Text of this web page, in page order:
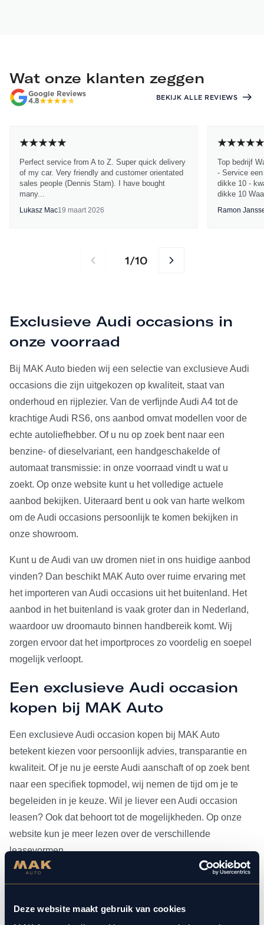
Deze website maakt gebruik van cookies
Wat onze klanten zeggen
Google Reviews
4.8
BEKIJK ALLE REVIEWS
Perfect service from A to Z. Super quick delivery
of my car. Very friendly and customer orientated
sales people (Dennis Stam). I have bought
many...
Lukasz Mac19 maart 2026
Top bedrijf
- Service
dikke 10 -
dikke 10
Ramon
1/10
Exclusieve Audi occasions in
onze voorraad
Bij MAK Auto bieden wij een selectie van exclusieve Audi
occasions die zijn uitgekozen op kwaliteit, staat van
onderhoud en rijplezier. Van de verfijnde Audi A4 tot de
krachtige Audi RS6, ons aanbod omvat modellen voor de
echte autoliefhebber. Of u nu op zoek bent naar een
benzine- of dieselvariant, een handgeschakelde of
automaat transmissie: in onze voorraad vindt u wat u
zoekt. Op onze website kunt u het volledige actuele
aanbod bekijken. Uiteraard bent u ook van harte welkom
om de Audi occasions persoonlijk te komen bekijken in
onze showroom.
Kunt u de Audi van uw dromen niet in ons huidige aanbod
vinden? Dan beschikt MAK Auto over ruime ervaring met
het importeren van Audi occasions uit het buitenland. Het
aanbod in het buitenland is vaak groter dan in Nederland,
waardoor uw droomauto binnen handbereik komt. Wij
zorgen ervoor dat het importproces zo voordelig en soepel
mogelijk verloopt.
Een exclusieve Audi occasion
kopen bij MAK Auto
Een exclusieve Audi occasion kopen bij MAK Auto
betekent kiezen voor persoonlijk advies, transparantie en
kwaliteit. Of je nu je eerste Audi aanschaft of op zoek bent
naar een specifiek topmodel, wij nemen de tijd om je te
begeleiden in je keuze. Wil je liever een Audi occasion
leasen? Ook dat behoort tot de mogelijkheden. Op onze
website kun je meer lezen over de verschillende
leasevormen.
Heb je je Audi occasion eenmaal gevonden, dan kun je
aangesloten bij Bosch Car Service, beschikken onze